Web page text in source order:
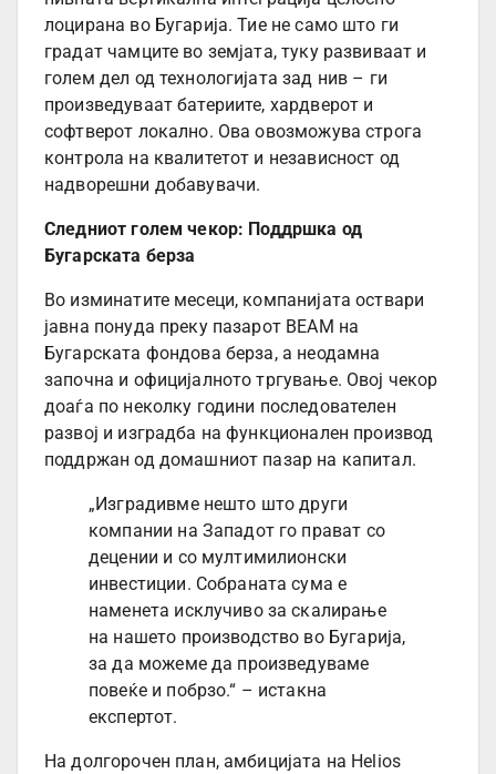
лоцирана во Бугарија. Тие не само што ги
градат чамците во земјата, туку развиваат и
голем дел од технологијата зад нив – ги
произведуваат батериите, хардверот и
софтверот локално. Ова овозможува строга
контрола на квалитетот и независност од
надворешни добавувачи.
Следниот голем чекор: Поддршка од
Бугарската берза
Во изминатите месеци, компанијата оствари
јавна понуда преку пазарот BEAM на
Бугарската фондова берза, а неодамна
започна и официјалното тргување. Овој чекор
доаѓа по неколку години последователен
развој и изградба на функционален производ
поддржан од домашниот пазар на капитал.
„Изградивме нешто што други
компании на Западот го прават со
децении и со мултимилионски
инвестиции. Собраната сума е
наменета исклучиво за скалирање
на нашето производство во Бугарија,
за да можеме да произведуваме
повеќе и побрзо.“ – истакна
експертот.
На долгорочен план, амбицијата на Helios